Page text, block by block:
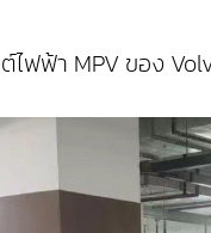
ไฟฟ้า MPV ของ